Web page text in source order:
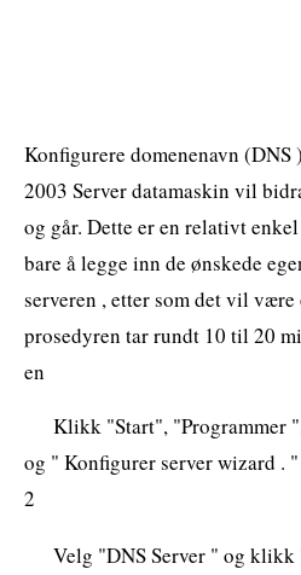
Konfigurere domenenavn (DNS
2003 Server datamaskin vil
og går. Dette er en relativt
bare å legge inn de ønskede
serveren , etter som det vil være
prosedyren tar rundt 10 til 20
en
Klikk "Start", "Programmer
og " Konfigurer server wizard . "
2
Velg "DNS Server " og klikk